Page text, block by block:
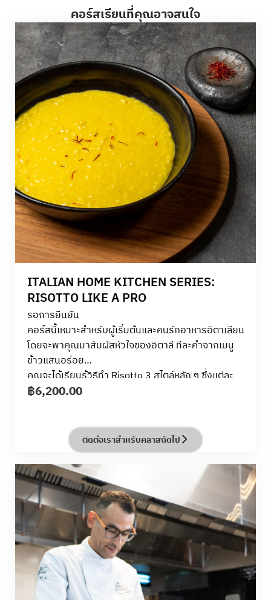
คอร์สเรียนที่คุณอาจสนใจ
ITALIAN HOME KITCHEN SERIES:
RISOTTO LIKE A PRO
รอการยืนยัน
คอร์สนี้เหมาะสำหรับผู้เริ่มต้นและคนรักอาหารอิตาเลียน
โดยจะพาคุณมาสัมผัสหัวใจของอิตาลี ทีละคำจากเมนู
ข้าวแสนอร่อย
คุณจะได้เรียนรู้วิธีทำ Risotto 3 สไตล์หลัก ๆ ซึ่งแต่ละ
จานจะมีเอกลักษณ์ของรสชาติและเทคนิคการทำแบบมือ
– Risotto al Gorgonzola e Aceto Balsamico (ริซอต
โต้กอร์กอนโซล่าและบัลซามิก)
– Risotto alle Vongole, Limone e Capperi (ริซอตโต้
หอยลาย, มะนาวและเคเปอร์)
ภายใต้การแนะนำของอาจารย์จาก ALMA คุณจะได้ค้น
พบเคล็ดลับในการทำริซอตโต้ที่สมบูรณ์แบบ ตั้งแต่การ
ทำให้ได้เนื้อสัมผัสที่เหมาะสมและความเข้มข้น ไปจนถึง
การบาลานซ์รสชาติอย่างมีศิลปะ ไม่มีประสบการณ์ก็
สามารถเรียนได้ แค่คุณนำความสนใจ และความรักใน
อาหารอิตาเลียนมาเท่านั้น
฿6,200.00
ติดต่อเราสำหรับคลาสถัดไป